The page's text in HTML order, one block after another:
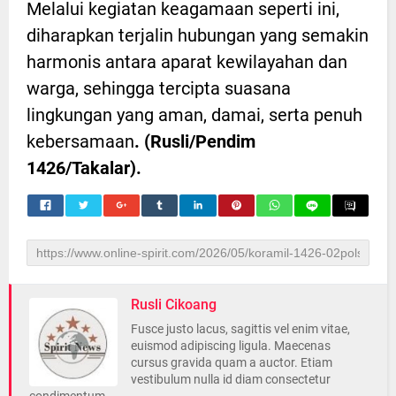
Melalui kegiatan keagamaan seperti ini,
diharapkan terjalin hubungan yang semakin
harmonis antara aparat kewilayahan dan
warga, sehingga tercipta suasana
lingkungan yang aman, damai, serta penuh
kebersamaan. (Rusli/Pendim
1426/Takalar).
Rusli Cikoang
Fusce justo lacus, sagittis vel enim vitae,
euismod adipiscing ligula. Maecenas
cursus gravida quam a auctor. Etiam
vestibulum nulla id diam consectetur